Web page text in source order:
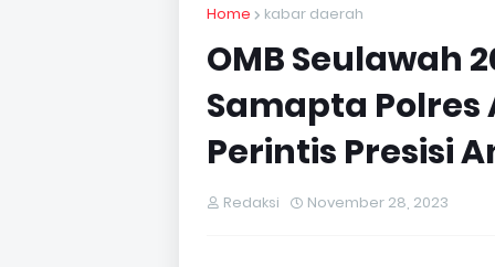
Home kabar daerah
OMB Seulawah
Samapta
Perintis Presisi
Redaksi November 28, 2023